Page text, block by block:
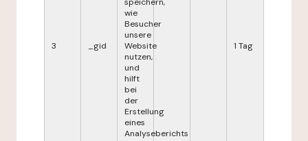
3 _gid
wie
Besucher
unsere
Website
nutzen,
und
hilft
bei
der
Erstellung
eines
Analyseberichts
1 Tag